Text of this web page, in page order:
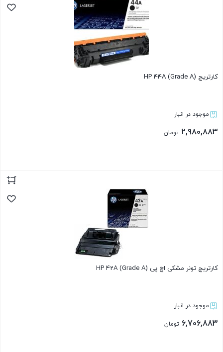
کارتریج HP 44A (Grade A)
موجود در انبار
2,980,883 تومان
کارتریج تونر مشکی اچ پی HP 42A (Grade A)
موجود در انبار
6,706,883 تومان